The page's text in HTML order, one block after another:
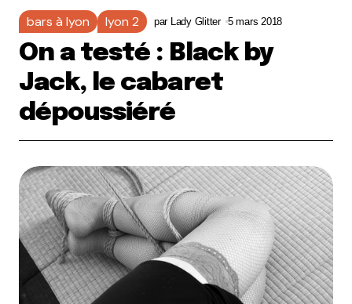
bars à lyon lyon 2 par Lady Glitter 5 mars 2018
On a testé : Black by
Jack, le cabaret
dépoussiéré